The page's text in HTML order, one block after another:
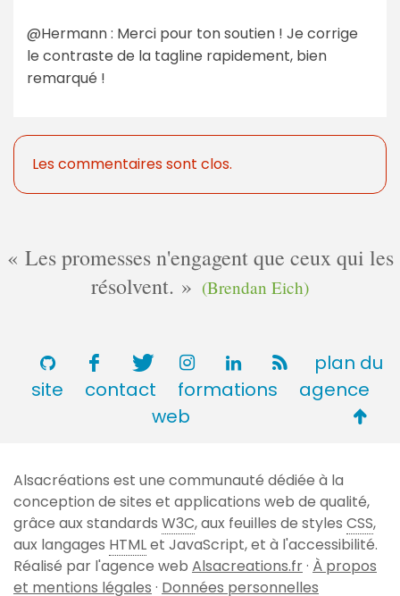
@Hermann : Merci pour ton soutien ! Je corrige
le contraste de la tagline rapidement, bien
remarqué !
Les commentaires sont clos.
Les promesses n'engagent que ceux qui les
résolvent.
(Brendan Eich)
plan du
site
contact formations
agence
web
de
page
Alsacréations est une communauté dédiée à la
conception de sites et applications web de qualité,
grâce aux standards W3C, aux feuilles de styles CSS,
aux langages HTMLet JavaScript, et à l'accessibilité.
Réalisé par l'agence web Alsacreations.fr· À propos
et mentions légales · Données personnelles